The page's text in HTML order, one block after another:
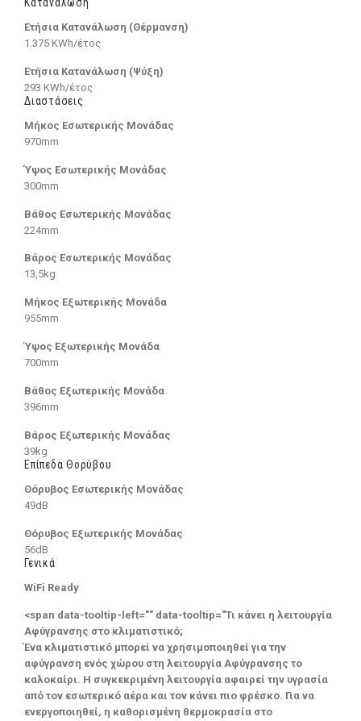
Ετήσια Κατανάλωση (Θέρμανση)
1.375 KWh/έτος
Ετήσια Κατανάλωση (Ψύξη)
293 KWh/έτος
Διαστάσεις
Μήκος Εσωτερικής Μονάδας
970mm
Ύψος Εσωτερικής Μονάδας
300mm
Βάθος Εσωτερικής Μονάδας
224mm
Βάρος Εσωτερικής Μονάδας
13,5kg
Μήκος Εξωτερικής Μονάδα
955mm
Ύψος Εξωτερικής Μονάδα
700mm
Βάθος Εξωτερικής Μονάδα
396mm
Βάρος Εξωτερικής Μονάδας
39kg
Επίπεδα Θορύβου
Θόρυβος Εσωτερικής Μονάδας
49dB
Θόρυβος Εξωτερικής Μονάδας
56dB
Γενικά
WiFi Ready
<span data-tooltip-left="" data-tooltip="Τι κάνει η λειτουργία
Αφύγρανσης στο κλιματιστικό;
Ένα κλιματιστικό μπορεί να χρησιμοποιηθεί για την
αφύγρανση ενός χώρου στη λειτουργία Αφύγρανσης το
καλοκαίρι. Η συγκεκριμένη λειτουργία αφαιρεί την υγρασία
από τον εσωτερικό αέρα και τον κάνει πιο φρέσκο. Για να
ενεργοποιηθεί, η καθορισμένη θερμοκρασία στο